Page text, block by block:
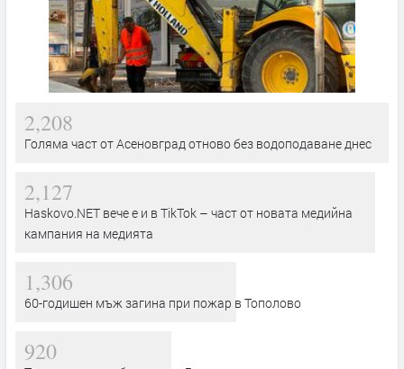
2,208
Голяма част от Асеновград отново без водоподаване днес
2,127
Haskovo.NET вече е и в TikTok – част от новата медийна
кампания на медията
1,306
60-годишен мъж загина при пожар в Тополово
920